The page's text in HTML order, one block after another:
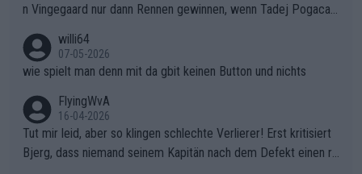
n Vingegaard nur dann Rennen gewinnen, wenn Tadej Pogacar
willi64
07-05-2026
wie spielt man denn mit da gbit keinen Button und nichts
FlyingWvA
16-04-2026
Tut mir leid, aber so klingen schlechte Verlierer! Erst kritisiert
Bjerg, dass niemand seinem Kapitän nach dem Defekt einen ro